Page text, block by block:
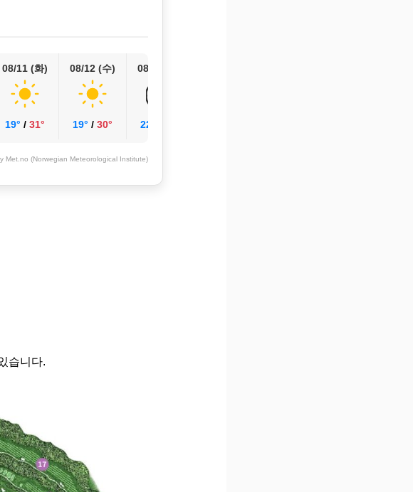
08/11 (화)
19° / 31°
08/12 (수)
19° / 30°
08/13 (목)
22°
Met.no (Norwegian Meteorological Institute)
습니다.